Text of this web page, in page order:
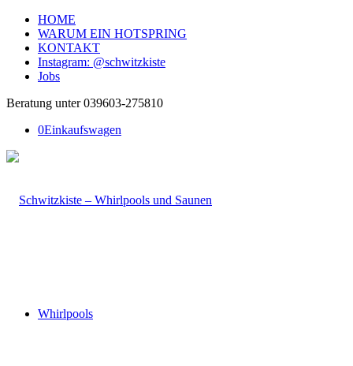
HOME
WARUM EIN HOTSPRING
KONTAKT
Instagram: @schwitzkiste
Jobs
Beratung unter 039603-275810
0Einkaufswagen
Whirlpools